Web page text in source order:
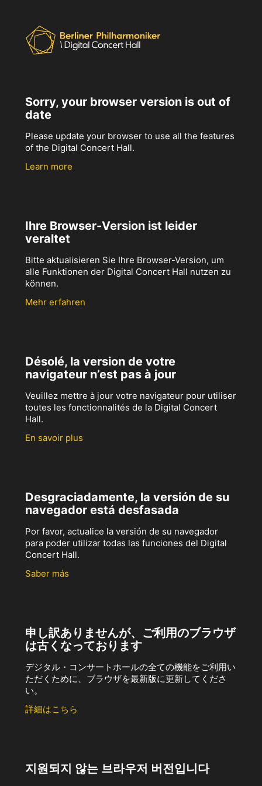
Sorry, your browser version is out of
date
Please update your browser to use all the features
of the Digital Concert Hall.
Learn more
Ihre Browser-Version ist leider
veraltet
Bitte aktualisieren Sie Ihre Browser-Version, um
alle Funktionen der Digital Concert Hall nutzen zu
können.
Mehr erfahren
Désolé, la version de votre
navigateur n’est pas à jour
Veuillez mettre à jour votre navigateur pour utiliser
toutes les fonctionnalités de la Digital Concert
Hall.
En savoir plus
Desgraciadamente, la versión de su
navegador está desfasada
Por favor, actualice la versión de su navegador
para poder utilizar todas las funciones del Digital
Concert Hall.
Saber más
申し訳ありませんが、ご利用のブラウザ
は古くなっております
デジタル・コンサートホールの全ての機能をご利用い
ただくために、ブラウザを最新版に更新してくださ
い。
詳細はこちら
지원되지 않는 브라우저 버전입니다